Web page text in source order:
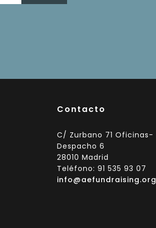
Contacto
C/ Zurbano 71 Oficinas-
Despacho 6
28010 Madrid
Teléfono: 91 535 93 07
info@aefundraising.org